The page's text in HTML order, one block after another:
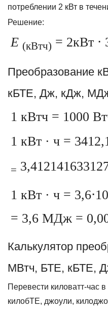
потреблении 2 кВт в
Решение:
E (кВтч) = 2кВт ⋅
Преобразование
кБТЕ, Дж, кДж,
1 кВтч = 1000
1 кВт · ч =
=
1 кВт · ч = 3,6⋅10
= 3,6 МДж =
Калькулятор
МВтч, БТЕ, кБТЕ,
Перевести киловатт-час
килобТЕ, джоули,